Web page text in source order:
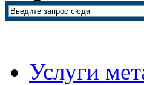
Услуги